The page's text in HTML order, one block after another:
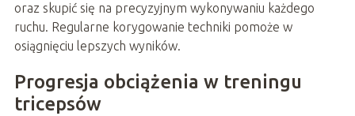
oraz skupić się na precyzyjnym wykonywaniu każdego
ruchu. Regularne korygowanie techniki pomoże w
osiągnięciu lepszych wyników.
Progresja obciążenia w treningu
tricepsów